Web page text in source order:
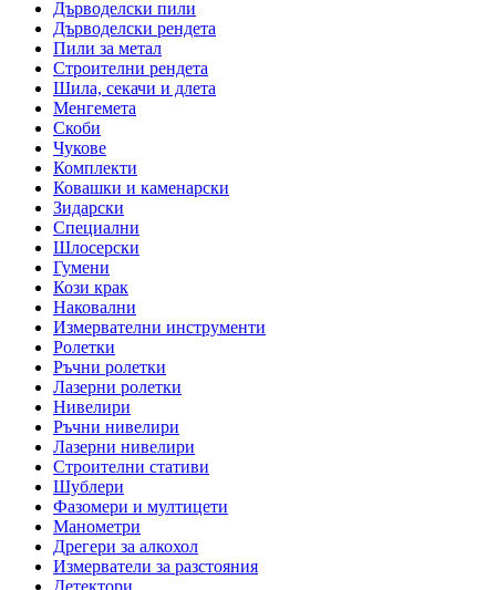
Дърводелски пили
Дърводелски рендета
Пили за метал
Строителни рендета
Шила, секачи и длета
Менгемета
Скоби
Чукове
Комплекти
Ковашки и каменарски
Зидарски
Специални
Шлосерски
Гумени
Кози крак
Наковални
Измервателни инструменти
Ролетки
Ръчни ролетки
Лазерни ролетки
Нивелири
Ръчни нивелири
Лазерни нивелири
Строителни стативи
Шублери
Фазомери и мултицети
Манометри
Дрегери за алкохол
Измерватели за разстояния